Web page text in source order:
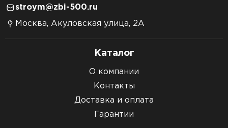
stroym@zbi-500.ru
Москва, Акуловская улица, 2А
Каталог
О компании
Контакты
Доставка и оплата
Гарантии